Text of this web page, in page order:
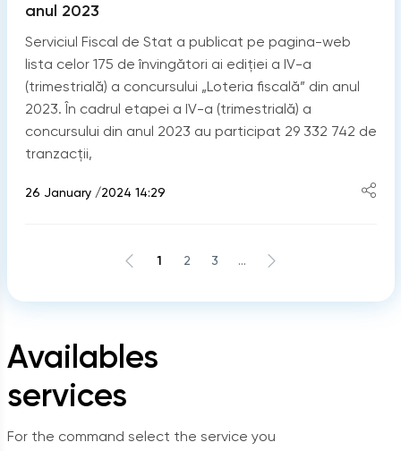
Availables
services
For the command select the service you
anul 2023
Serviciul Fiscal de Stat a publicat pe pagina-web
lista celor 175 de învingători ai ediției a IV-a
(trimestrială) a concursului „Loteria fiscală” din anul
2023. În cadrul etapei a IV-a (trimestrială) a
concursului din anul 2023 au participat 29 332 742 de
tranzacții,
26 January /2024 14:29
1 2 3 ...